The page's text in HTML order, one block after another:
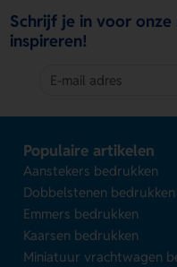
Schrijf je in voor
inspireren!
Populaire artikelen
Aanstekers bedrukken
Dobbelstenen bedrukken
Emmers bedrukken
Kaarsen bedrukken
Miniatuur vrachtwagen